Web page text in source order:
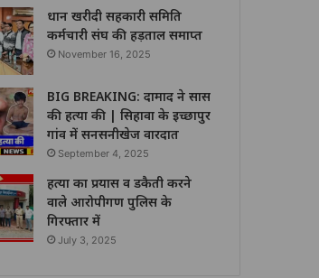
धान खरीदी सहकारी समिति
कर्मचारी संघ की हड़ताल समाप्त
November 16, 2025
BIG BREAKING: दामाद ने सास
की हत्या की | सिहावा के इच्छापुर
गांव में सनसनीखेज वारदात
September 4, 2025
हत्या का प्रयास व डकैती करने
वाले आरोपीगण पुलिस के
गिरफ्तार में
July 3, 2025